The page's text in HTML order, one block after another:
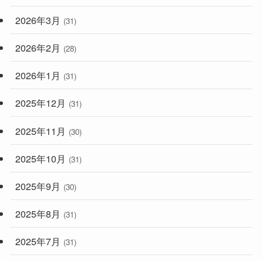
2026年3月 (31)
2026年2月 (28)
2026年1月 (31)
2025年12月 (31)
2025年11月 (30)
2025年10月 (31)
2025年9月 (30)
2025年8月 (31)
2025年7月 (31)